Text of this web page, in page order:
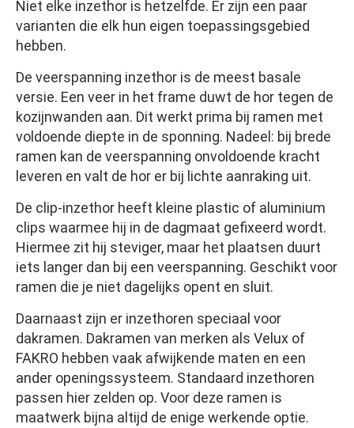
Niet elke inzethor is hetzelfde. Er zijn een paar
varianten die elk hun eigen toepassingsgebied
hebben.
De veerspanning inzethor is de meest basale
versie. Een veer in het frame duwt de hor tegen de
kozijnwanden aan. Dit werkt prima bij ramen met
voldoende diepte in de sponning. Nadeel: bij brede
ramen kan de veerspanning onvoldoende kracht
leveren en valt de hor er bij lichte aanraking uit.
De clip-inzethor heeft kleine plastic of aluminium
clips waarmee hij in de dagmaat gefixeerd wordt.
Hiermee zit hij steviger, maar het plaatsen duurt
iets langer dan bij een veerspanning. Geschikt voor
ramen die je niet dagelijks opent en sluit.
Daarnaast zijn er inzethoren speciaal voor
dakramen. Dakramen van merken als Velux of
FAKRO hebben vaak afwijkende maten en een
ander openingssysteem. Standaard inzethoren
passen hier zelden op. Voor deze ramen is
maatwerk bijna altijd de enige werkende optie.